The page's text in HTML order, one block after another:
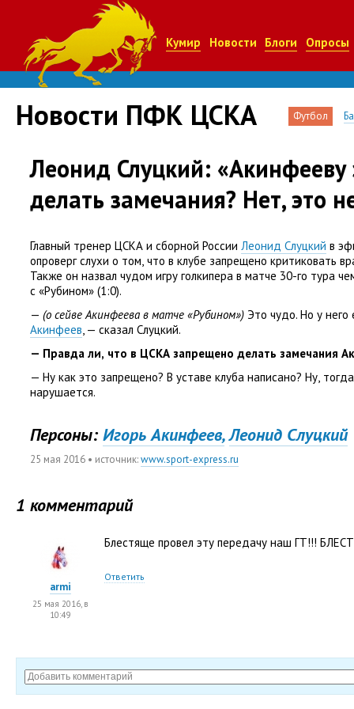
Кумир Новости Блоги Опросы
Новости ПФК ЦСКА Футбол
Леонид Слуцкий:
делать замечания? Нет, это
Главный тренер ЦСКА и сборной России Леонид Слуцкий в
опроверг слухи о том, что в клубе запрещено критиковать
Также он назвал чудом игру голкипера в матче 30-го тура
с «Рубином» (1:0).
— (о сейве Акинфеева в матче «Рубином») Это чудо. Но у
Акинфеев, — сказал Слуцкий.
— Правда ли, что в ЦСКА запрещено делать замечания
— Ну как это запрещено? В уставе клуба написано? Ну,
нарушается.
Персоны: Игорь Акинфеев, Леонид Слуцкий
25 мая 2016 • источник:www.sport-express.ru
1 комментарий
Блестяще провел эту передачу наш ГТ!!!
Ответить
armi
25 мая 2016, в
10:49